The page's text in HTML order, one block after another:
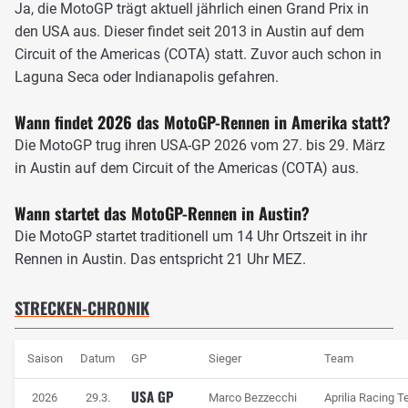
Höhenunterschiede, Foto: Gold & Goose / Red Bull Content Pool
In der Kritik steht COTA immer mal wieder, weil der Zustand
des Asphaltbandes zu wünschen übriglässt. Lehmiger
wieder leicht absinken oder aufsteigen, wodurch teils
heftige Bodenwellen entstehen. Immer wieder wurde in der
Vergangenheit neu asphaltiert, eine dauerhafte Lösung
bislang aber noch nicht gefunden.
Ja, die MotoGP trägt aktuell jährlich einen Grand Prix in
den USA aus. Dieser findet seit 2013 in Austin auf dem
Circuit of the Americas (COTA) statt. Zuvor auch schon in
Laguna Seca oder Indianapolis gefahren.
Wann findet 2026 das MotoGP-Rennen in Amerika statt?
Die MotoGP trug ihren USA-GP 2026 vom 27. bis 29. März
in Austin auf dem Circuit of the Americas (COTA) aus.
Wann startet das MotoGP-Rennen in Austin?
Die MotoGP startet traditionell um 14 Uhr Ortszeit in ihr
Rennen in Austin. Das entspricht 21 Uhr MEZ.
STRECKEN-CHRONIK
Saison Datum GP Sieger Team
2026 29.3. USA GP Marco Bezzecchi Aprilia Racing